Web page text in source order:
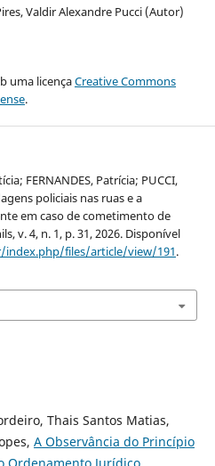
Valdir Alexandre Pucci (Autor)
uma licençaCreative Commons
.
FERNANDES, Patrícia; PUCCI,
policiais nas ruas e a
em caso de cometimento de
v. 4, n. 1, p. 31, 2026. Disponível
files/article/view/191.
Thais Santos Matias,
A Observância do Princípio